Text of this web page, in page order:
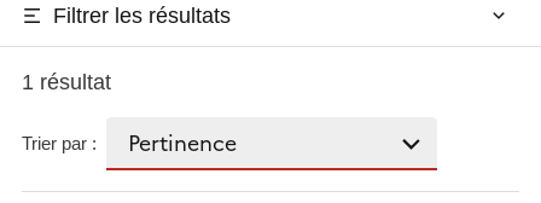
Filtrer les résultats
1 résultat
Trier par :